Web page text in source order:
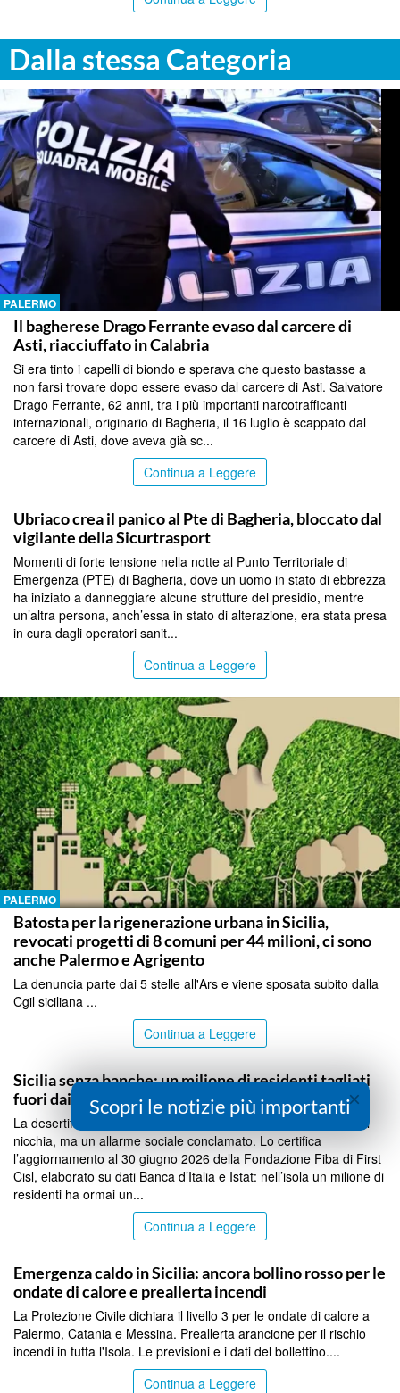
Dalla stessa Categoria
PALERMO
Il bagherese Drago Ferrante evaso dal carcere di
Asti, riacciuffato in Calabria
Si era tinto i capelli di biondo e sperava che questo bastasse a
non farsi trovare dopo essere evaso dal carcere di Asti. Salvatore
Drago Ferrante, 62 anni, tra i più importanti narcotrafficanti
internazionali, originario di Bagheria, il 16 luglio è scappato dal
carcere di Asti, dove aveva già sc...
Continua a Leggere
Ubriaco crea il panico al Pte di Bagheria, bloccato dal
vigilante della Sicurtrasport
Momenti di forte tensione nella notte al Punto Territoriale di
Emergenza (PTE) di Bagheria, dove un uomo in stato di ebbrezza
ha iniziato a danneggiare alcune strutture del presidio, mentre
un’altra persona, anch’essa in stato di alterazione, era stata presa
in cura dagli operatori sanit...
Continua a Leggere
PALERMO
Batosta per la rigenerazione urbana in Sicilia,
revocati progetti di 8 comuni per 44 milioni, ci sono
anche Palermo e Agrigento
La denuncia parte dai 5 stelle all'Ars e viene sposata subito dalla
Cgil siciliana ...
Continua a Leggere
Sicilia senza banche: un milione di residenti tagliati
fuori dai servizi
La desertificazione bancaria in Sicilia non è più un fenomeno di
nicchia, ma un allarme sociale conclamato. Lo certifica
l’aggiornamento al 30 giugno 2026 della Fondazione Fiba di First
Cisl, elaborato su dati Banca d’Italia e Istat: nell’isola un milione di
residenti ha ormai un...
Continua a Leggere
Emergenza caldo in Sicilia: ancora bollino rosso per le
ondate di calore e preallerta incendi
La Protezione Civile dichiara il livello 3 per le ondate di calore a
Palermo, Catania e Messina. Preallerta arancione per il rischio
incendi in tutta l'Isola. Le previsioni e i dati del bollettino....
Continua a Leggere
×
Scopri le notizie più importanti